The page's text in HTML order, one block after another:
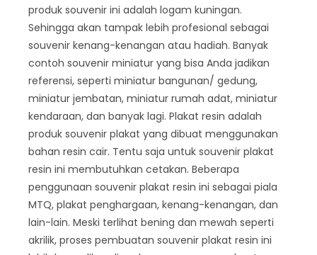
produk souvenir ini adalah logam kuningan.
Sehingga akan tampak lebih profesional sebagai
souvenir kenang-kenangan atau hadiah. Banyak
contoh souvenir miniatur yang bisa Anda jadikan
referensi, seperti miniatur bangunan/ gedung,
miniatur jembatan, miniatur rumah adat, miniatur
kendaraan, dan banyak lagi. Plakat resin adalah
produk souvenir plakat yang dibuat menggunakan
bahan resin cair. Tentu saja untuk souvenir plakat
resin ini membutuhkan cetakan. Beberapa
penggunaan souvenir plakat resin ini sebagai piala
MTQ, plakat penghargaan, kenang-kenangan, dan
lain-lain. Meski terlihat bening dan mewah seperti
akrilik, proses pembuatan souvenir plakat resin ini